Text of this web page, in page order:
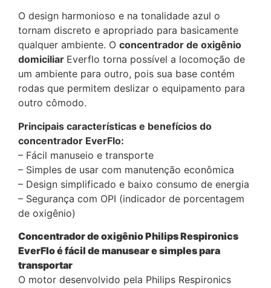
O design harmonioso e na tonalidade azul o
tornam discreto e apropriado para basicamente
qualquer ambiente. O concentrador de oxigênio
domiciliar Everflo torna possível a locomoção de
um ambiente para outro, pois sua base contém
rodas que permitem deslizar o equipamento para
outro cômodo.
Principais características e benefícios do
concentrador EverFlo:
– Fácil manuseio e transporte
– Simples de usar com manutenção econômica
– Design simplificado e baixo consumo de energia
– Segurança com OPI (indicador de porcentagem
de oxigênio)
Concentrador de oxigênio Philips Respironics
EverFlo é fácil de manusear e simples para
transportar
O motor desenvolvido pela Philips Respironics